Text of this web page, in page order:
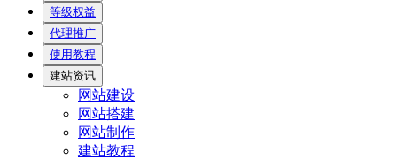
等级权益
代理推广
使用教程
建站资讯
网站建设
网站搭建
网站制作
建站教程